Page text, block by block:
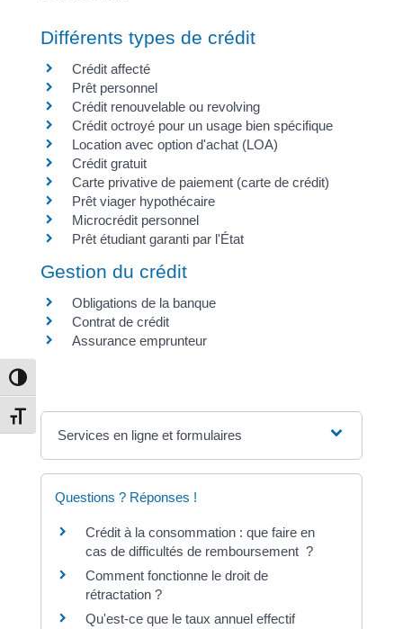
Passer en contraste élevé
Changer la taille de la police
Différents types de crédit
Crédit affecté
Prêt personnel
Crédit renouvelable ou revolving
Crédit octroyé pour un usage bien spécifique
Location avec option d'achat (LOA)
Crédit gratuit
Carte privative de paiement (carte de crédit)
Prêt viager hypothécaire
Microcrédit personnel
Prêt étudiant garanti par l'État
Gestion du crédit
Obligations de la banque
Contrat de crédit
Assurance emprunteur
Services en ligne et formulaires
Questions ? Réponses !
Crédit à la consommation : que faire en
cas de difficultés de remboursement ?
Comment fonctionne le droit de
rétractation ?
Qu'est-ce que le taux annuel effectif